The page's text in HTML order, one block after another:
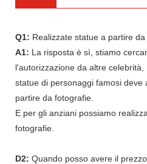
Q1: Realizzate statue a partire
A1: La risposta è sì, stiamo
l'autorizzazione da altre
statue di personaggi famosi deve
partire da fotografie.
E per gli anziani possiamo
fotografie.
D2: Quando posso avere il